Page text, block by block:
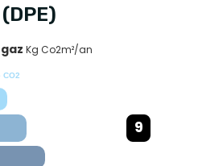
Kg Co2m²/an
9